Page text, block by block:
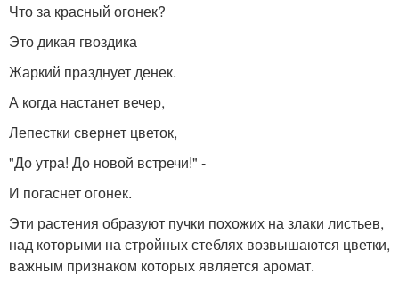
Что за красный огонек?
Это дикая гвоздика
Жаркий празднует денек.
А когда настанет вечер,
Лепестки свернет цветок,
"До утра! До новой встречи!" -
И погаснет огонек.
Эти растения образуют пучки похожих на злаки листьев,
над которыми на стройных стеблях возвышаются цветки,
важным признаком которых является аромат.